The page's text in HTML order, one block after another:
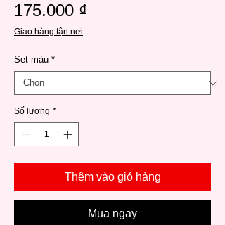
175.000 ₫
Giao hàng tận nơi
Set màu *
Số lượng *
Thêm vào giỏ hàng
Mua ngay